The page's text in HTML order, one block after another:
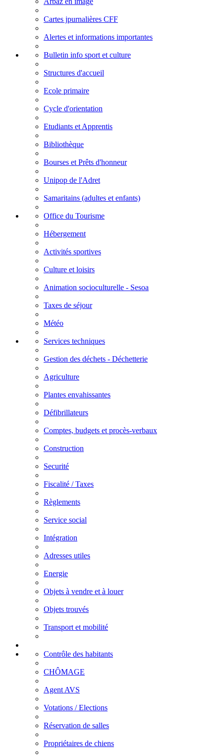
Cartes jpurnalières CFF
Alertes et informations importantes
Bulletin info sport et culture
Structures d'accueil
Ecole primaire
Cycle d'orientation
Etudiants et Apprentis
Bibliothèque
Bourses et Prêts d'honneur
Unipop de l'Adret
Samaritains (adultes et enfants)
Office du Tourisme
Hébergement
Activités sportives
Culture et loisirs
Animation socioculturelle - Sesoa
Taxes de séjour
Météo
Services techniques
Gestion des déchets - Déchetterie
Agriculture
Plantes envahissantes
Défibrillateurs
Comptes, budgets et procès-verbaux
Construction
Securité
Fiscalité / Taxes
Règlements
Service social
Intégration
Adresses utiles
Energie
Objets à vendre et à louer
Objets trouvés
Transport et mobilité
Contrôle des habitants
CHÔMAGE
Agent AVS
Votations / Elections
Réservation de salles
Propriétaires de chiens